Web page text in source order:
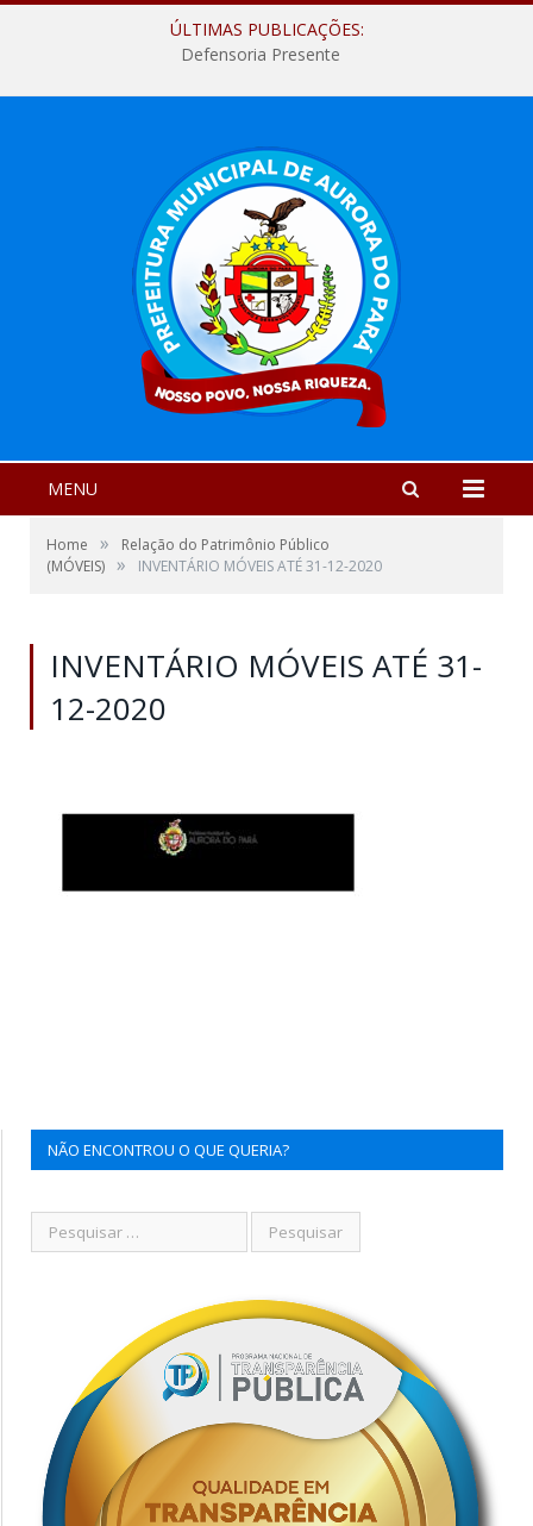
ÚLTIMAS PUBLICAÇÕES:
Defensoria Presente
MENU
Home »
Relação do Patrimônio Público
(MÓVEIS) » INVENTÁRIO MÓVEIS ATÉ 31-12-2020
INVENTÁRIO MÓVEIS ATÉ 31-
12-2020
NÃO ENCONTROU O QUE QUERIA?